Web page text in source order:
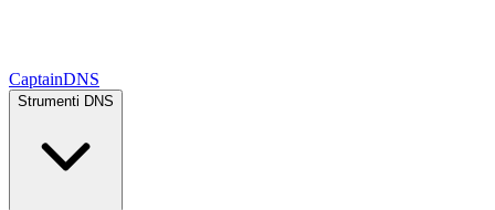
CaptainDNS
Strumenti DNS